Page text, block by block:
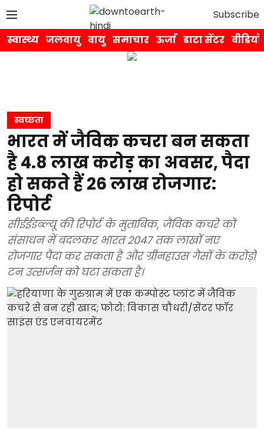
Subscribe
स्वास्थ्य जलवायु वायु समाचार ऊर्जा डाटा सेंटर वीडियो
स्वच्छता
भारत में जैविक कचरा बन सकता
है 4.8 लाख करोड़ का अवसर, पैदा
हो सकते हैं 26 लाख रोजगार:
रिपोर्ट
सीईईडब्ल्यू की रिपोर्ट के मुताबिक, जैविक कचरे को
संसाधन में बदलकर भारत 2047 तक लाखों नए
रोजगार पैदा कर सकता है और ग्रीनहाउस गैसों के करोड़ों
टन उत्सर्जन को घटा सकता है।